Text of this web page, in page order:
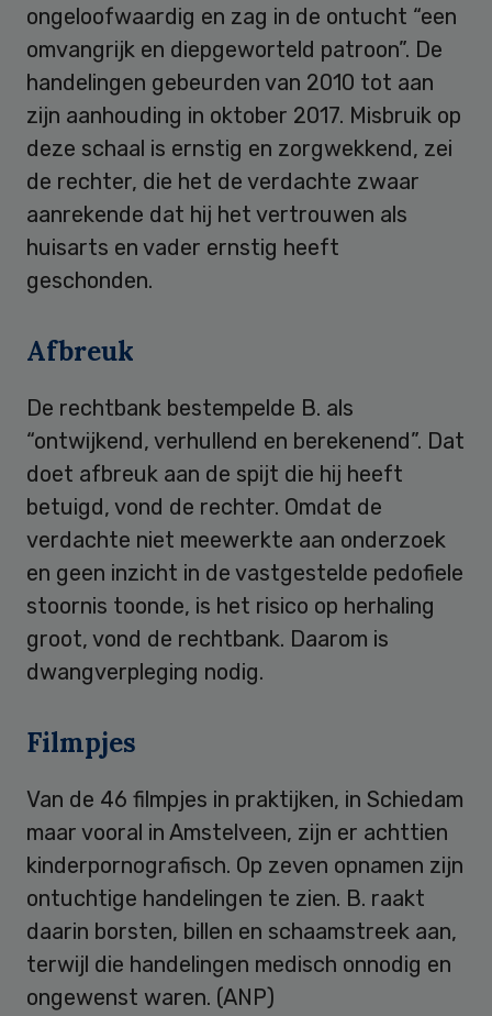
ongeloofwaardig en zag in de ontucht “een
omvangrijk en diepgeworteld patroon”. De
handelingen gebeurden van 2010 tot aan
zijn aanhouding in oktober 2017. Misbruik op
deze schaal is ernstig en zorgwekkend, zei
de rechter, die het de verdachte zwaar
aanrekende dat hij het vertrouwen als
huisarts en vader ernstig heeft
geschonden.
Afbreuk
De rechtbank bestempelde B. als
“ontwijkend, verhullend en berekenend”. Dat
doet afbreuk aan de spijt die hij heeft
betuigd, vond de rechter. Omdat de
verdachte niet meewerkte aan onderzoek
en geen inzicht in de vastgestelde pedofiele
stoornis toonde, is het risico op herhaling
groot, vond de rechtbank. Daarom is
dwangverpleging nodig.
Filmpjes
Van de 46 filmpjes in praktijken, in Schiedam
maar vooral in Amstelveen, zijn er achttien
kinderpornografisch. Op zeven opnamen zijn
ontuchtige handelingen te zien. B. raakt
daarin borsten, billen en schaamstreek aan,
terwijl die handelingen medisch onnodig en
ongewenst waren. (ANP)